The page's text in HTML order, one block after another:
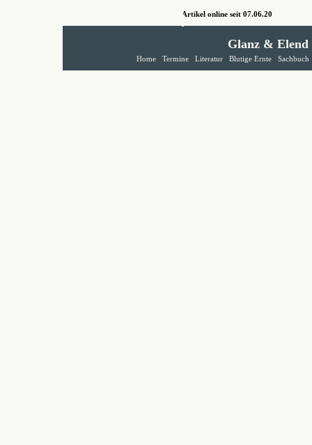
Artikel online seit 07.06.20
Glanz & Elend
Home Termine Literatur Blutige Ernte Sachbuch